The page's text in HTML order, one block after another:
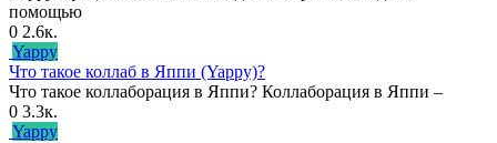
помощью
0 2.6к.
Yappy
Что такое коллаб в Яппи (Yappy)?
Что такое коллаборация в Яппи? Коллаборация в Яппи –
0 3.3к.
Yappy